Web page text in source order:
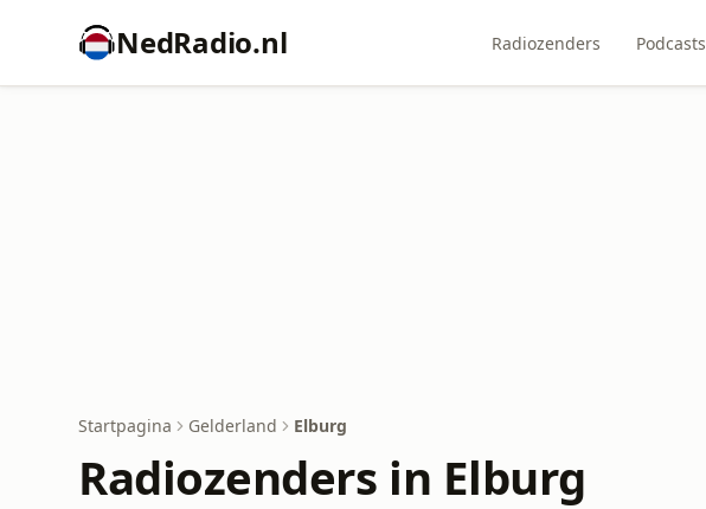
NedRadio.nl Radiozenders Podcasts
Startpagina Gelderland Elburg
Radiozenders in Elburg